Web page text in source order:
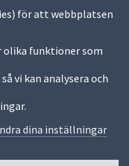
för att webbplatsen
funktioner som
vi kan analysera och
dina inställningar